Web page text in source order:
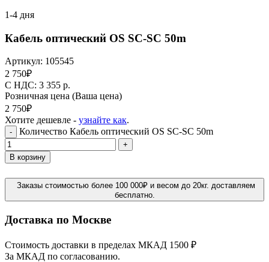
1-4 дня
Кабель оптический OS SC-SC 50m
Артикул: 105545
2 750₽
C НДС: 3 355 р.
Розничная цена (Ваша цена)
2 750₽
Хотите дешевле - узнайте как.
- Количество Кабель оптический OS SC-SC 50m
+
В корзину
Заказы стоимостью более 100 000₽ и весом до 20кг. доставляем
бесплатно.
Доставка по Москве
Стоимость доставки в пределах МКАД 1500 ₽
За МКАД по согласованию.